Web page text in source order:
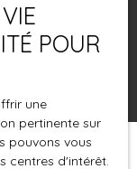
POUR
une
pertinente sur
pouvons vous
centres d'intérêt.